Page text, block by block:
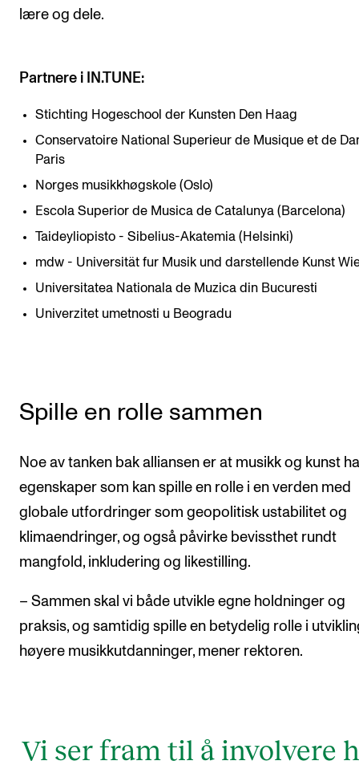
lære og dele.
Partnere i IN.TUNE:
Stichting Hogeschool der Kunsten Den Haag
Conservatoire National Superieur de Musique et de
Paris
Norges musikkhøgskole (Oslo)
Escola Superior de Musica de Catalunya (Barcelona)
Taideyliopisto - Sibelius-Akatemia (Helsinki)
mdw - Universität fur Musik und darstellende Kunst
Universitatea Nationala de Muzica din Bucuresti
Univerzitet umetnosti u Beogradu
Spille en rolle sammen
Noe av tanken bak alliansen er at musikk og kunst
egenskaper som kan spille en rolle i en verden med
globale utfordringer som geopolitisk ustabilitet og
klimaendringer, og også påvirke bevissthet rundt
mangfold, inkludering og likestilling.
– Sammen skal vi både utvikle egne holdninger og
praksis, og samtidig spille en betydelig rolle i
høyere musikkutdanninger, mener rektoren.
Vi ser fram til å involvere